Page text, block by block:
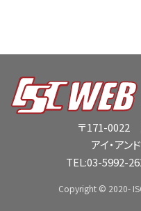
〒171-0022
アイ・アン
TEL:03-5992-
Copyright © 2020-